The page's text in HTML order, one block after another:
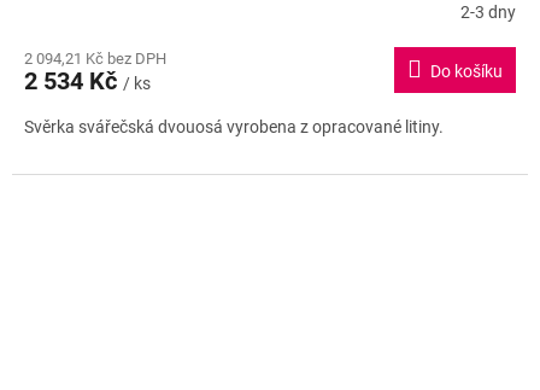
2-3 dny
2 094,21 Kč bez DPH
2 534 Kč / ks
Do košíku
Svěrka svářečská dvouosá vyrobena z opracované litiny.